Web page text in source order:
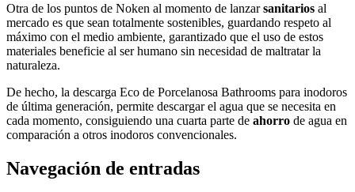
Otra de los puntos de Noken al momento de lanzarsanitarios al
mercado es que sean totalmente sostenibles, guardando respeto al
máximo con el medio ambiente, garantizado que el uso de estos
materiales beneficie al ser humano sin necesidad de maltratar la
naturaleza.
De hecho, la descarga Eco de Porcelanosa Bathrooms para inodoros
de última generación, permite descargar el agua que se necesita en
cada momento, consiguiendo una cuarta parte de ahorro de agua en
comparación a otros inodoros convencionales.
Navegación de entradas